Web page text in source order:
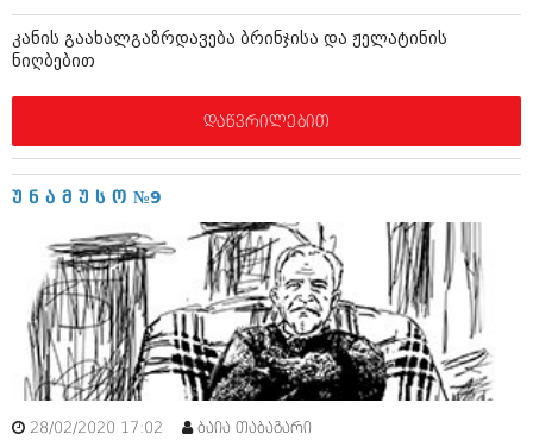
ნოემბერი 2013 (279)
ოქტომბერი 2013 (256)
სექტემბერი 2013 (368)
მაისი 2013 (259)
მარტი 2013 (352)
თებერვალი 2013 (204)
იანვარი 2013 (334)
დეკემბერი 2012 (98)
ნოემბერი 2012 (295)
ოქტომბერი 2012 (350)
სექტემბერი 2012 (264)
აგვისტო 2012 (268)
ივლისი 2012 (322)
ივნისი 2012 (282)
კანის გაახალგაზრდავება ბრინჯისა და ჟელატინის
ნიღბებით
დაწვრილებით
უ ნ ა მ უ ს ო №9
28/02/2020 17:02 ბაია თაბაგარი